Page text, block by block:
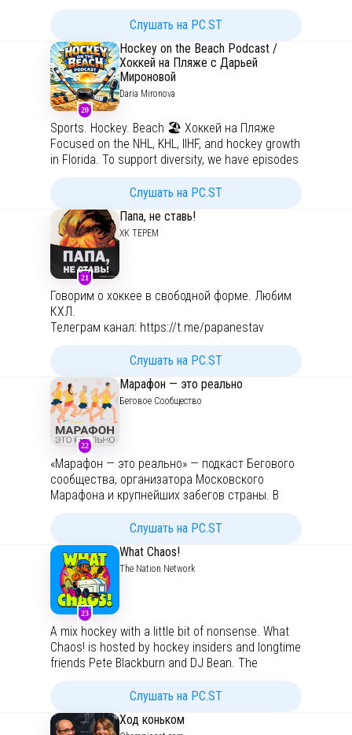
Слушать на PC.ST
20
Hockey on the Beach Podcast /
Хоккей на Пляже с Дарьей
Мироновой
Daria Mironova
Sports. Hockey. Beach 🏖 Хоккей на Пляже
Focused on the NHL, KHL, IIHF, and hockey growth
in Florida. To support diversity, we have episodes
award-winning sportscaster and producer with
international experience covering the Olympics,
IIHF, NHL, KHL, youth tournaments, and other
sports.
More episodes and content on:
IG: @dmironova_sport
www.hockeyonthebeach.com
Apple Podcast
Слушать на PC.ST
21
Папа, не ставь!
ХК ТЕРЕМ
Говорим о хоккее в свободной форме. Любим
КХЛ.
Телеграм канал: https://t.me/papanestav
Слушать на PC.ST
22
Марафон — это реально
Беговое Сообщество
«Марафон — это реально» — подкаст Бегового
сообщества, организатора Московского
Марафона и крупнейших забегов страны. В
волнуют и новичков, и продвинутых
любителей. А помогают нам врачи, тренеры и
бегуны. Может ли обычный человек
пробежать марафон, или для этого нужно
профессионально заниматься спортом? Мы
уверены, что марафон может преодолеть
каждый. В том числе и вы. Не верите? Тогда
слушайте подкаст «Марафон — это реально».
Мы выходим каждую неделю по вторникам.
Сайт Бегового сообщества:runc.run
Слушать на PC.ST
23
What Chaos!
The Nation Network
A mix hockey with a little bit of nonsense. What
Chaos! is hosted by hockey insiders and longtime
friends Pete Blackburn and DJ Bean. The
prominent reporters, and current and former
players. The show delivers expert analysis, a
good dose of humor, and entertaining
Слушать на PC.ST
Ход коньком